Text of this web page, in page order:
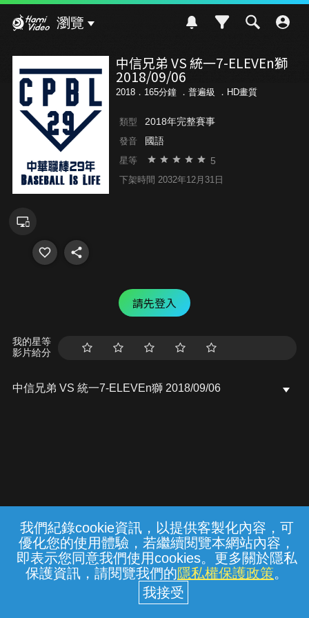
我們紀錄cookie資訊，以提供客製化內容，可
優化您的使用體驗，若繼續閱覽本網站內容，
即表示您同意我們使用cookies。更多關於隱私
保護資訊，請閱覽我們的隱私權保護政策。
瀏覽
中信兄弟 VS 統一7-ELEVEn獅
2018/09/06
2018．165分鐘 ． 普遍級 ．HD畫質
類型 2018年完整賽事
發音 國語
星等 5
下架時間 2032年12月31日
請先登入
我的星等
影片給分
中信兄弟 VS 統一7-ELEVEn獅 2018/09/06
常見問題 線上客服 服務條款 隱私權保護
中華電信股份有限公司個人家庭分公司
(統一編號：96979949) © 2026
{{notifyMsg}}